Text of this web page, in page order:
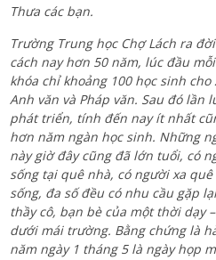
Thưa các bạn.
Trường Trung học Chợ Lách ra đời
cách nay hơn 50 năm, lúc đầu
khóa chỉ khoảng 100 học sinh cho
Anh văn và Pháp văn. Sau đó lần
phát triển, tính đến nay ít nhất
hơn năm ngàn học sinh. Những
này giờ đây cũng đã lớn tuổi, có
sống tại quê nhà, có người xa quê
sống, đa số đều có nhu cầu gặp lại
thầy cô, bạn bè của một thời dạy
dưới mái trường. Bằng chứng là
năm ngày 1 tháng 5 là ngày họp